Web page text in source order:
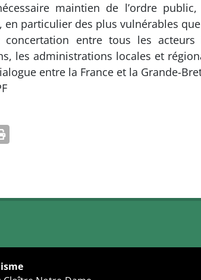
maintien de l’ordre
en particulier des plus vulnérables
concertation entre tous les
les administrations locales et
entre la France et la Grande-